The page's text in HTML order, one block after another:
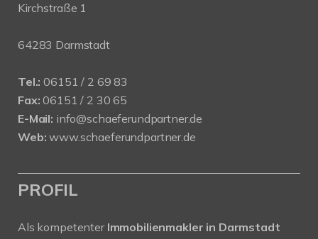
Kirchstraße 1
64283 Darmstadt
Tel.: 06151 / 2 69 83
Fax: 06151 / 2 30 65
E-Mail: info@schaeferundpartner.de
Web: www.schaeferundpartner.de
PROFIL
Als kompetenter Immobilienmakler in Darmstadt